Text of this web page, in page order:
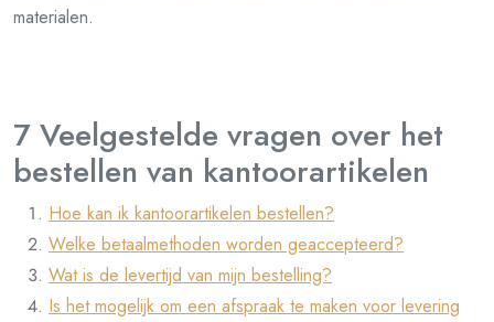
materialen.
7 Veelgestelde vragen over het
bestellen van kantoorartikelen
Hoe kan ik kantoorartikelen bestellen?
Welke betaalmethoden worden geaccepteerd?
Wat is de levertijd van mijn bestelling?
Is het mogelijk om een afspraak te maken voor levering